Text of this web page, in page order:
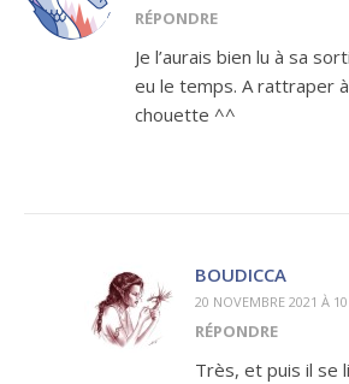
RÉPONDRE
Je l’aurais bien lu à sa
eu le temps. A rattraper à
chouette ^^
BOUDICCA
20 NOVEMBRE 2021 À
RÉPONDRE
Très, et puis il se